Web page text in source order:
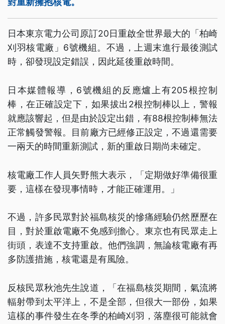
日本東京電力公司原訂20日重啟全世界最大的「柏崎
刈羽核電廠」6號機組。不過，上週末進行最後測試
時，卻發現設定錯誤，因此延後重啟時間。
日本媒體報導，6號機組的反應爐上有205根控制
棒，在正確設定下，如果拔出2根控制棒以上，警報
就應該響起，但是由於設定出錯，有88根控制棒無法
正常觸發警報。目前廠方已經修正設定，不過還需要
一兩天的時間重新測試，新的重啟日期尚未確定。
核電廠工作人員矢野熊大表示，「定期做好準備很重
要，這樣在發現事情時，才能正確運用。」
不過，許多民眾對於福島核災的慘痛經驗仍然歷歷在
目，對於重啟電廠不免感到擔心。東京也有民眾走上
街頭，表達不支持重啟。他們強調，無論核電廠有再
多防護措施，核電還是有風險。
反核民眾秋池先生說道，「在福島核災期間，氣流將
輻射帶到太平洋上，不是全部，但很大一部份，如果
這樣的事件發生在冬季的柏崎刈羽，落塵很可能就會